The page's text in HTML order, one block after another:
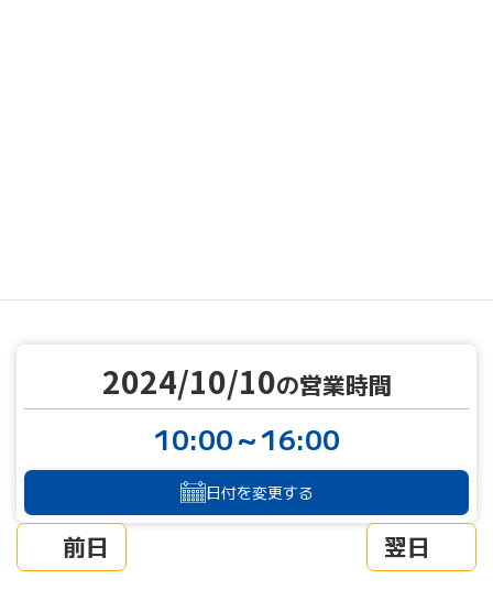
前日
2024/10/10の営業時間
10:00～16:00
日付を変更する
翌日